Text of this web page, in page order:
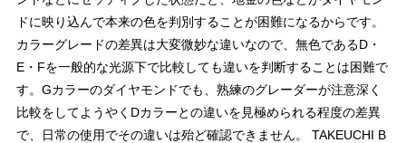
ドに映り込んで本来の色を判別することが困難になるからです。
カラーグレードの差異は大変微妙な違いなので、無色であるD・
E・Fを一般的な光源下で比較しても違いを判断することは困難で
す。Gカラーのダイヤモンドでも、熟練のグレーダーが注意深く
比較をしてようやくDカラーとの違いを見極められる程度の差異
で、日常の使用でその違いは殆ど確認できません。 TAKEUCHI B